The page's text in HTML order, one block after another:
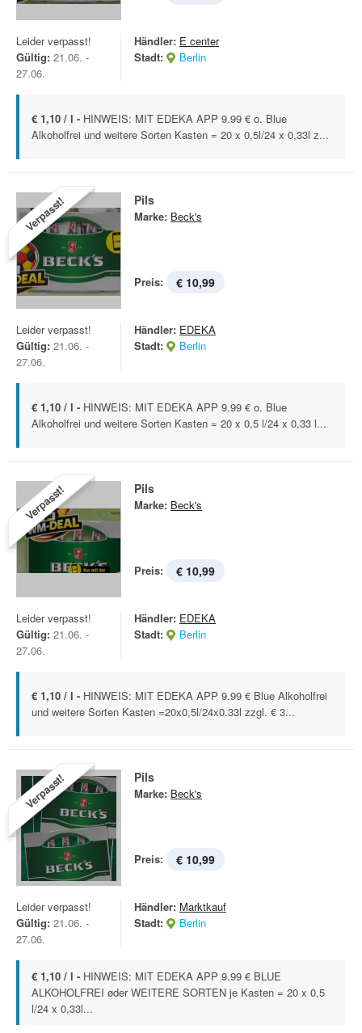
Leider verpasst!
Gültig: 21.06. -
27.06.
Händler: E center
Stadt:
Berlin
€ 1,10 / l - HINWEIS: MIT EDEKA APP 9.99 € o. Blue
Alkoholfrei und weitere Sorten Kasten = 20 x 0,5l/24 x 0,33l z...
Verpasst! Pils
Marke: Beck's
Preis: € 10,99
Leider verpasst!
Gültig: 21.06. -
27.06.
Händler: EDEKA
Stadt:
Berlin
€ 1,10 / l - HINWEIS: MIT EDEKA APP 9.99 € o. Blue
Alkoholfrei und weitere Sorten Kasten = 20 x 0,5 l/24 x 0,33 l...
Verpasst! Pils
Marke: Beck's
Preis: € 10,99
Leider verpasst!
Gültig: 21.06. -
27.06.
Händler: EDEKA
Stadt:
Berlin
€ 1,10 / l - HINWEIS: MIT EDEKA APP 9.99 € Blue Alkoholfrei
und weitere Sorten Kasten =20x0,5l/24x0.33l zzgl. € 3...
Verpasst! Pils
Marke: Beck's
Preis: € 10,99
Leider verpasst!
Gültig: 21.06. -
27.06.
Händler: Marktkauf
Stadt:
Berlin
€ 1,10 / l - HINWEIS: MIT EDEKA APP 9.99 € BLUE
ALKOHOLFREI øder WEITERE SORTEN je Kasten = 20 x 0,5
l/24 x 0,33l...